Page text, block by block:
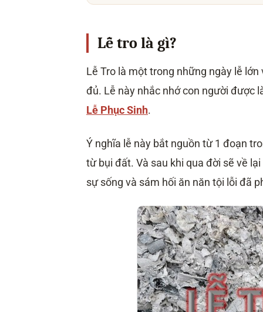
Lễ tro là gì?
Lễ Tro là một trong những ngày lễ
đủ. Lễ này nhắc nhớ con người được
Lễ Phục Sinh.
Ý nghĩa lễ này bắt nguồn từ 1 đoạn
từ bụi đất. Và sau khi qua đời sẽ về
sự sống và sám hối ăn năn tội lỗi đã